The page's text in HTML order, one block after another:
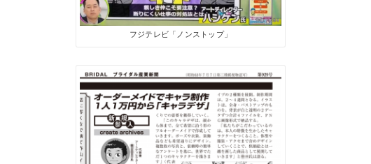
込めます。 そこで、月間28
万PVを誇るブロ...
フジテレビ「ノンストップ」